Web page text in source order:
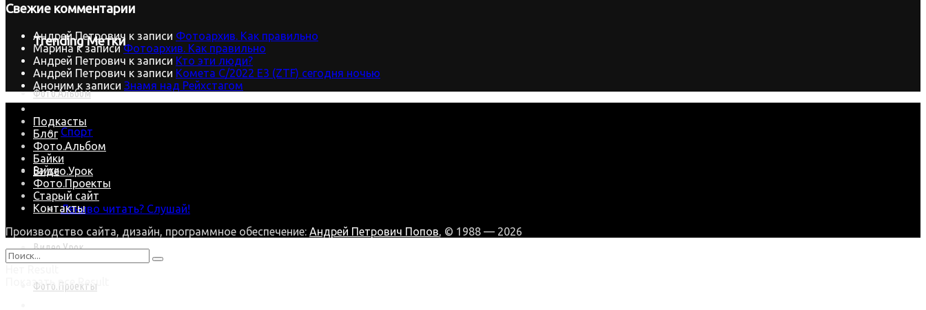
Trending Метки
Фото.Альбом
Спорт
Байки
Лениво читать? Слушай!
Видео.Урок
Фото.Проекты
Свежие комментарии
Андрей Петрович к записи Фотоархив. Как правильно
Маринак записиФотоархив. Как правильно
Андрей Петрович к записи Кто эти люди?
Андрей Петрович к записи Комета C/2022 E3 (ZTF) сегодня ночью
Аноним к записи Знамя над Рейхстагом
Подкасты
Блог
Фото.Альбом
Байки
Видео.Урок
Фото.Проекты
Старый сайт
Контакты
Производство сайта, дизайн, программное обеспечение: Андрей Петрович Попов , © 1988 — 2026
Показать все Result